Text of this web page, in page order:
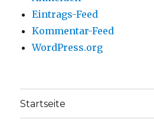
Eintrags-Feed
Kommentar-Feed
WordPress.org
Startseite